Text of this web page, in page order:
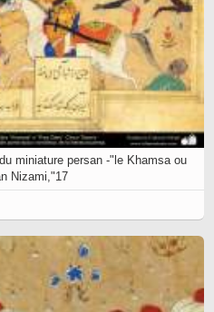
miniature persan -"le Khamsa ou
Nizami,"17